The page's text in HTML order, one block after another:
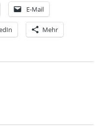
E-Mail
Mehr